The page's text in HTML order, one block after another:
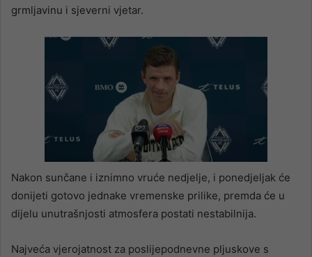
grmljavinu i sjeverni vjetar.
Nakon sunčane i iznimno vruće nedjelje, i ponedjeljak će
donijeti gotovo jednake vremenske prilike, premda će u
dijelu unutrašnjosti atmosfera postati nestabilnija.
Najveća vjerojatnost za poslijepodnevne pljuskove s